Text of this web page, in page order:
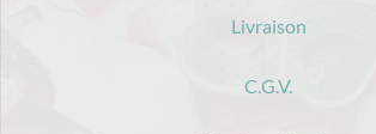
Livraison
C.G.V.